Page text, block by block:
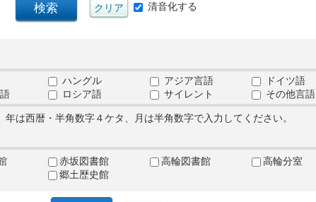
清音化する
ハングル アジア言語 ドイツ語
ロシア語 サイレント
その他言語
は西暦・半角数字４ケタ、月は半角数字で入力してください。
赤坂図書館 高輪図書館 高輪分室
郷土歴史館